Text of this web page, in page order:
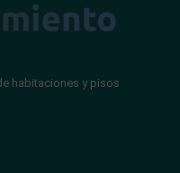
habitaciones y pisos